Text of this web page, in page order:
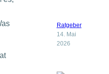
Ratgeber
14. Mai
2026